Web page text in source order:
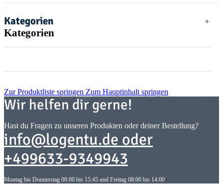
Kategorien
Kategorien
Zur Produktliste springen Zum Hauptinhalt springen
Wir helfen dir gerne!
Hast du Fragen zu unseren Produkten oder deiner Bestellung?
info@logentu.de oder
+499633-9349943
Montag bis Donnerstag 08:00 bis 15:45 und Freitag 08:00 bis 14:00